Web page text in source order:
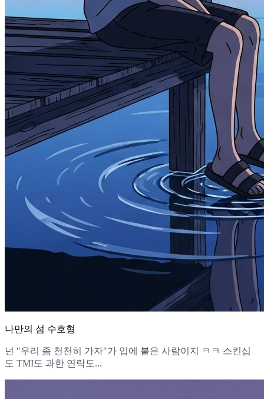
나만의 섬 수호형
넌 "우리 좀 천천히 가자"가 입에 붙은 사람이지 ㅋㅋ 스킨십
도 TMI도 과한 연락도...